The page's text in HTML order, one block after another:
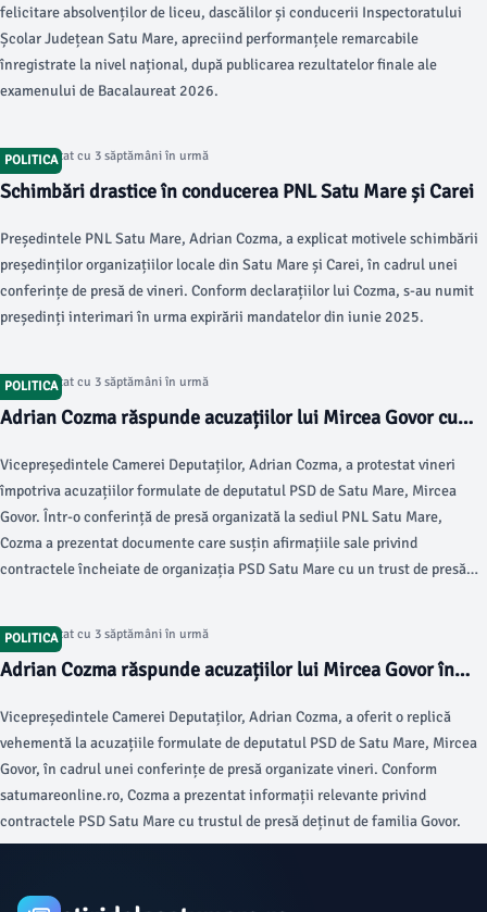
felicitare absolvenților de liceu, dascălilor și conducerii Inspectoratului
Școlar Județean Satu Mare, apreciind performanțele remarcabile
înregistrate la nivel național, după publicarea rezultatelor finale ale
examenului de Bacalaureat 2026.
POLITICA
Articol postat cu 3 săptămâni în urmă
Schimbări drastice în conducerea PNL Satu Mare și Carei
Președintele PNL Satu Mare, Adrian Cozma, a explicat motivele schimbării
președinților organizațiilor locale din Satu Mare și Carei, în cadrul unei
conferințe de presă de vineri. Conform declarațiilor lui Cozma, s-au numit
președinți interimari în urma expirării mandatelor din iunie 2025.
POLITICA
Articol postat cu 3 săptămâni în urmă
Adrian Cozma răspunde acuzațiilor lui Mircea Govor cu
Vicepreședintele Camerei Deputaților, Adrian Cozma, a protestat vineri
împotriva acuzațiilor formulate de deputatul PSD de Satu Mare, Mircea
Govor. Într-o conferință de presă organizată la sediul PNL Satu Mare,
Cozma a prezentat documente care susțin afirmațiile sale privind
contractele încheiate de organizația PSD Satu Mare cu un trust de presă
POLITICA
Articol postat cu 3 săptămâni în urmă
Adrian Cozma răspunde acuzațiilor lui Mircea Govor în
Vicepreședintele Camerei Deputaților, Adrian Cozma, a oferit o replică
vehementă la acuzațiile formulate de deputatul PSD de Satu Mare, Mircea
Govor, în cadrul unei conferințe de presă organizate vineri. Conform
satumareonline.ro, Cozma a prezentat informații relevante privind
contractele PSD Satu Mare cu trustul de presă deținut de familia Govor.